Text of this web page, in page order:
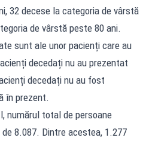
32 decese la categoria de vârstă
de vârstă peste 80 ani.
sunt ale unor pacienți care au
decedați nu au prezentat
decedați nu au fost
în prezent.
numărul total de persoane
8.087. Dintre acestea, 1.277